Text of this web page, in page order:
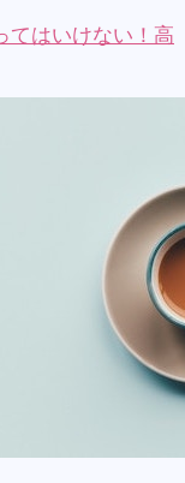
てはいけない！高